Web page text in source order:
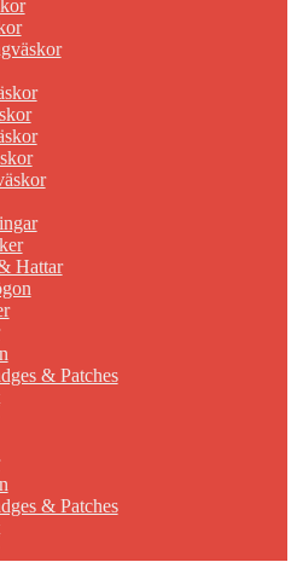
Hattar
& Patches
& Patches